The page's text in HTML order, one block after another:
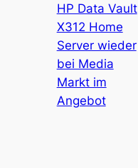
HP Data Vault
X312 Home
Server wieder
bei Media
Markt im
Angebot